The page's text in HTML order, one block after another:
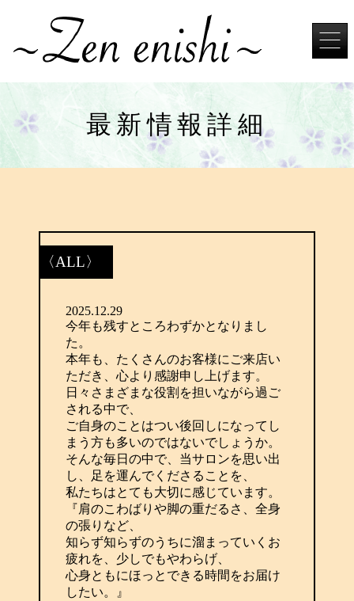
content
最新情報詳細
〈ALL〉
2025.12.29
今年も残すところわずかとなりまし
た。
本年も、たくさんのお客様にご来店い
ただき、心より感謝申し上げます。
日々さまざまな役割を担いながら過ご
される中で、
ご自身のことはつい後回しになってし
まう方も多いのではないでしょうか。
そんな毎日の中で、当サロンを思い出
し、足を運んでくださることを、
私たちはとても大切に感じています。
『肩のこわばりや脚の重だるさ、全身
の張りなど、
知らず知らずのうちに溜まっていくお
疲れを、少しでもやわらげ、
心身ともにほっとできる時間をお届け
したい。』